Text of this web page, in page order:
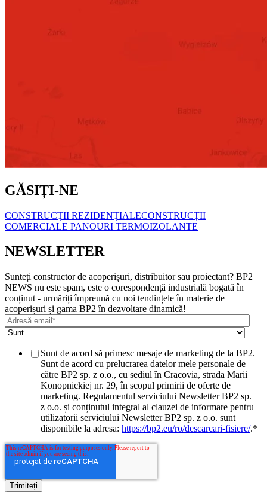
GĂSIȚI-NE
CONSTRUCȚII REZIDENȚIALECONSTRUCȚII
COMERCIALE PANOURI TERMOIZOLANTE
NEWSLETTER
Sunteți constructor de acoperișuri, distribuitor sau proiectant? BP2
NEWS nu este spam, este o corespondență industrială bogată în
conținut - urmăriți împreună cu noi tendințele în materie de
acoperișuri și gama BP2 în dezvoltare dinamică!
Sunt de acord să primesc mesaje de marketing de la BP2.
Sunt de acord cu prelucrarea datelor mele personale de
către BP2 sp. z o.o., cu sediul în Cracovia, strada Marii
Konopnickiej nr. 29, în scopul primirii de oferte de
marketing. Regulamentul serviciului Newsletter BP2 sp.
z o.o. și conținutul integral al clauzei de informare pentru
utilizatorii serviciului Newsletter BP2 sp. z o.o. sunt
disponibile la adresa: https://bp2.eu/ro/descarcari-fisiere/.*